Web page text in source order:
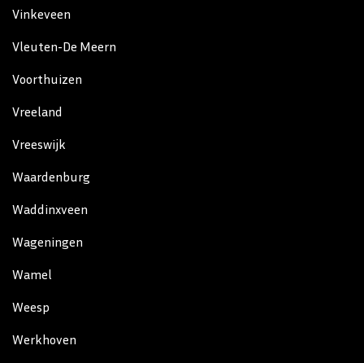
Vinkeveen
Vleuten-De Meern
Voorthuizen
Vreeland
Vreeswijk
Waardenburg
Waddinxveen
Wageningen
Wamel
Weesp
Werkhoven